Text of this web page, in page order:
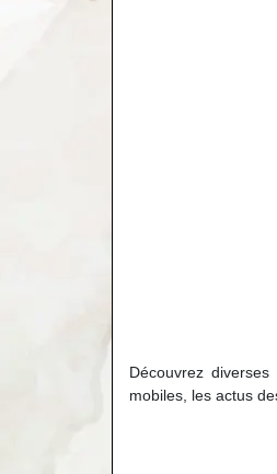
Découvrez
mobiles, les actus